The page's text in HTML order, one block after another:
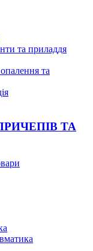
та приладдя
та
ТА